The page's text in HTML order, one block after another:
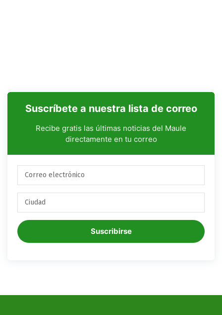
Suscríbete a nuestra lista de correo
Recibe gratis las últimas noticias del Maule
directamente en tu correo
Suscribirse